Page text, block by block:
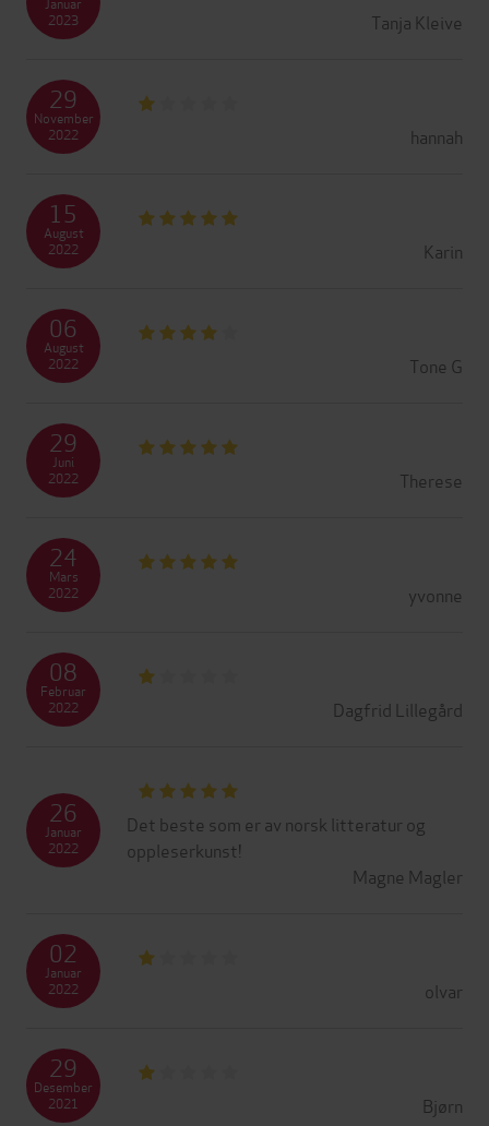
Tanja Kleive
2023
hannah
29
November
2022
Karin
15
August
2022
Tone G
06
August
2022
Therese
29
Juni
2022
yvonne
24
Mars
2022
Dagfrid Lillegård
08
Februar
2022
Det beste som er av norsk litteratur og
oppleserkunst!
Magne Magler
26
Januar
2022
olvar
02
Januar
2022
Bjørn
29
Desember
2021